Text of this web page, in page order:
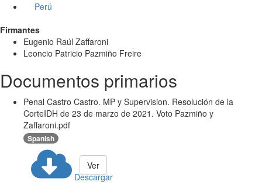
Perú
Firmantes
Eugenio Raúl Zaffaroni
Leoncio Patricio Pazmiño Freire
Documentos primarios
Penal Castro Castro. MP y Supervision. Resolución de la
CorteIDH de 23 de marzo de 2021. Voto Pazmiño y
Zaffaroni.pdf
Spanish
Descargar
Ver